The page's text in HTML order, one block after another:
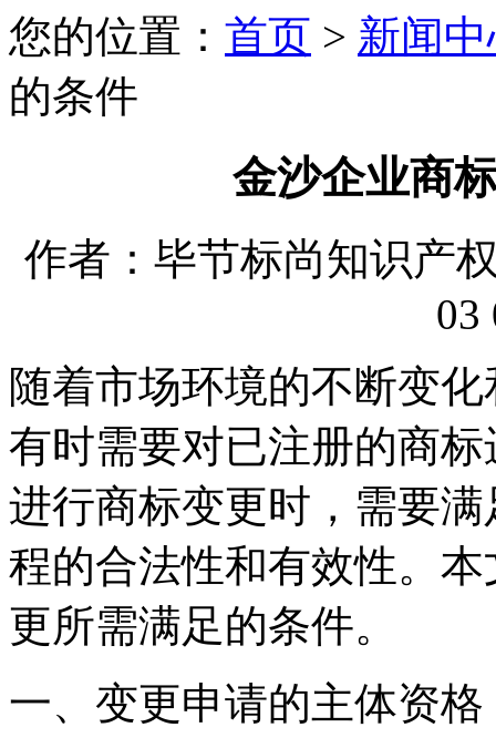
您的位置： 首页 > 新闻
的条件
金沙企业商
作者：毕节标尚知识产
03
随着市场环境的不断变
有时需要对已注册的商
进行商标变更时，需要
程的合法性和有效性。
更所需满足的条件。
一、变更申请的主体资格